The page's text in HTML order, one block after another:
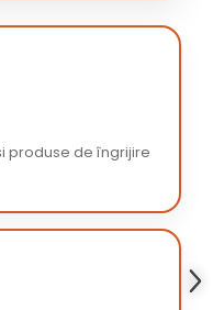
produse de îngrijire